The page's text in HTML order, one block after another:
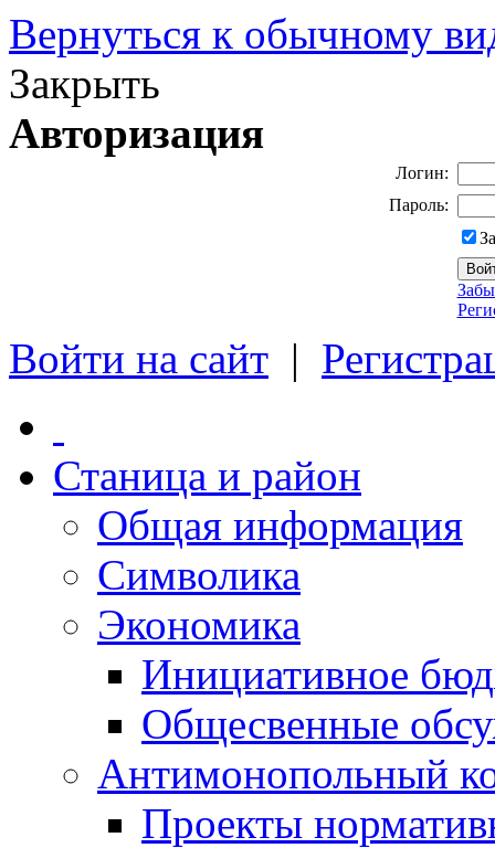
Вернуться к обычному
Закрыть
Авторизация
Логин:
Пароль:
Войти на сайт |
Станица и район
Общая информация
Символика
Экономика
Инициативное
Общесвенные
Антимонопольный
Проекты